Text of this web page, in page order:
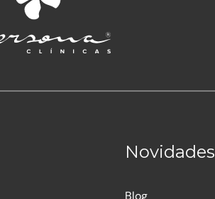
Novidades
Blog